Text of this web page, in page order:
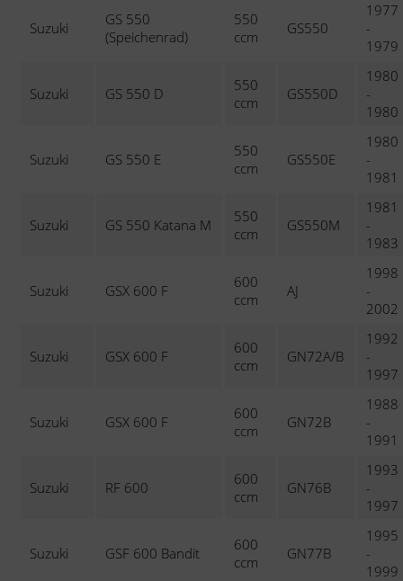
Suzuki
GS 550
(Speichenrad)
550
ccm
GS550
1977
-
1979
Suzuki GS 550 D
550
ccm
GS550D
1980
-
1980
Suzuki GS 550 E
550
ccm
GS550E
1980
-
1981
Suzuki GS 550 Katana M
550
ccm
GS550M
1981
-
1983
Suzuki GSX 600 F
600
ccm
AJ
1998
-
2002
Suzuki GSX 600 F
600
ccm
GN72A/B
1992
-
1997
Suzuki GSX 600 F
600
ccm
GN72B
1988
-
1991
Suzuki RF 600
600
ccm
GN76B
1993
-
1997
Suzuki GSF 600 Bandit
600
ccm
GN77B
1995
-
1999